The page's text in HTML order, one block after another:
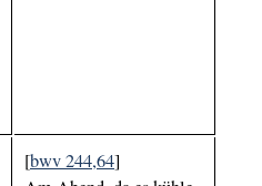
[bwv 244,64]